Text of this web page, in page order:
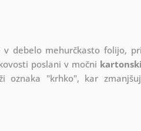
debelo mehurčkasto folijo,
poslani v močni
"krhko", kar